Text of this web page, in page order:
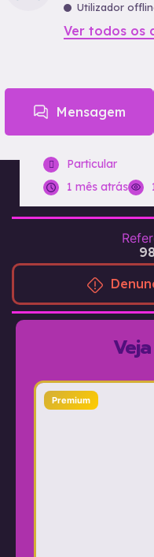
Utilizador
Ver todos os
Mensagem
Particular
1 mês atrás
Premium